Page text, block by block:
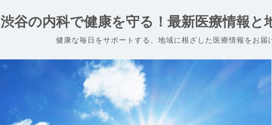
渋谷の内科で健康を守る！最新医療情報と
健康な毎日をサポートする、地域に根ざした医療情報をお届